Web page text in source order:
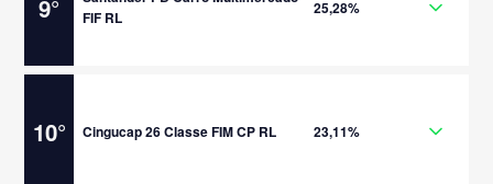
9°
FIF RL
25,28%
10° Cingucap 26 Classe FIM CP RL 23,11%